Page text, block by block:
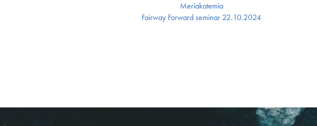
Meriakatemia
Fairway Forward seminar 22.10.2024